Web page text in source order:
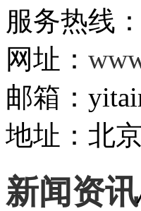
服务热线
网址：
邮箱：
地址：北
新闻资讯